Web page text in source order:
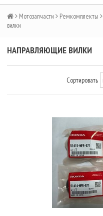
Мотозапчасти Ремкомплекты
вилки
НАПРАВЛЯЮЩИЕ ВИЛКИ
Сортировать